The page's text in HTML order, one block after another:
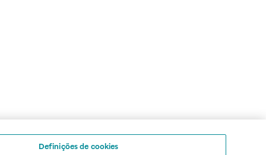
Definições de cookies